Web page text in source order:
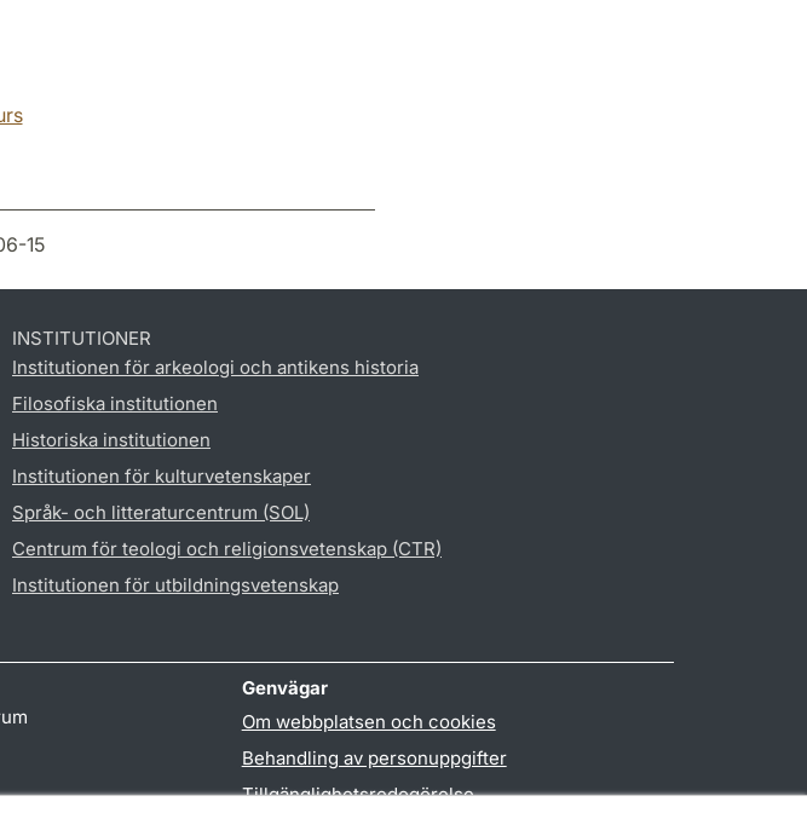
15
INSTITUTIONER
Institutionen för arkeologi och antikens historia
Filosofiska institutionen
Historiska institutionen
Institutionen för kulturvetenskaper
Språk- och litteraturcentrum (SOL)
Centrum för teologi och religionsvetenskap (CTR)
Institutionen för utbildningsvetenskap
Genvägar
Om webbplatsen och cookies
Behandling av personuppgifter
Tillgänglighetsredogörelse